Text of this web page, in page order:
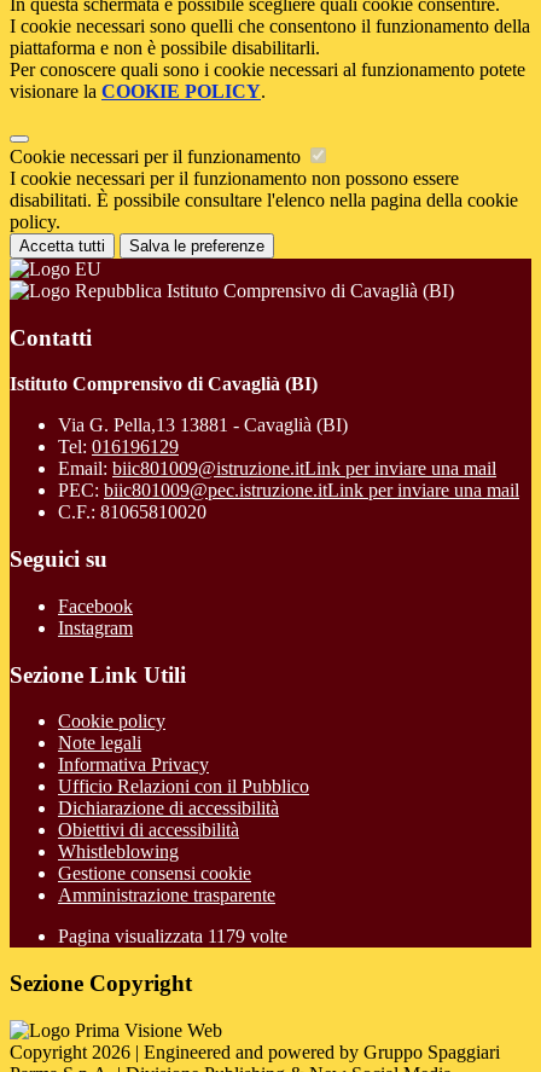
In questa schermata è possibile scegliere quali cookie consentire.
I cookie necessari sono quelli che consentono il funzionamento della
piattaforma e non è possibile disabilitarli.
Per conoscere quali sono i cookie necessari al funzionamento potete
visionare la COOKIE POLICY.
Cookie necessari per il funzionamento
I cookie necessari per il funzionamento non possono essere
disabilitati. È possibile consultare l'elenco nella pagina della cookie
policy.
Accetta tutti Salva le preferenze
Istituto Comprensivo di Cavaglià (BI)
Contatti
Istituto Comprensivo di Cavaglià (BI)
Via G. Pella,13 13881 - Cavaglià (BI)
Tel: 016196129
Email: biic801009@istruzione.itLink per inviare una mail
PEC: biic801009@pec.istruzione.itLink per inviare una mail
C.F.: 81065810020
Seguici su
Facebook
Instagram
Sezione Link Utili
Cookie policy
Note legali
Informativa Privacy
Ufficio Relazioni con il Pubblico
Dichiarazione di accessibilità
Obiettivi di accessibilità
Whistleblowing
Gestione consensi cookie
Amministrazione trasparente
Pagina visualizzata 1179 volte
Sezione Copyright
Copyright 2026 | Engineered and powered by Gruppo Spaggiari